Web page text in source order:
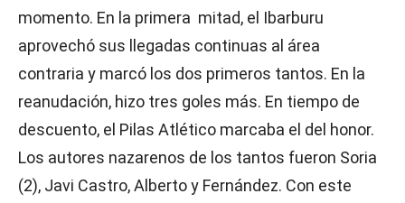
momento. En la primera mitad, el Ibarburu
aprovechó sus llegadas continuas al área
contraria y marcó los dos primeros tantos. En la
reanudación, hizo tres goles más. En tiempo de
descuento, el Pilas Atlético marcaba el del honor.
Los autores nazarenos de los tantos fueron Soria
(2), Javi Castro, Alberto y Fernández. Con este